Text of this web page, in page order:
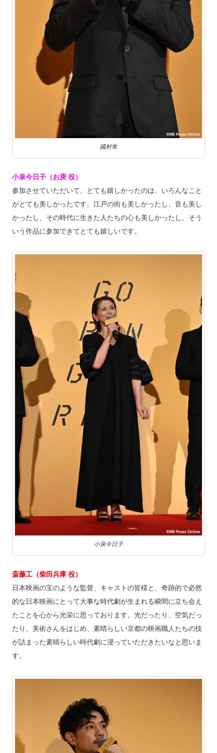
國村隼
小泉今日子（お庚 役）
参加させていただいて、とても嬉しかったのは、いろんなこと
がとても美しかったです。江戸の街も美しかったし、音も美し
かったし、その時代に生きた人たちの心も美しかったし、そう
いう作品に参加できてとても嬉しいです。
小泉今日子
斎藤工（柴田兵庫 役）
日本映画の宝のような監督、キャストの皆様と、奇跡的で必然
的な日本映画にとって大事な時代劇が生まれる瞬間に立ち会え
たことを心から光栄に思っております。光だったり、空気だっ
たり、美術さんをはじめ、素晴らしい京都の映画職人たちの技
が詰まった素晴らしい時代劇に浸っていただきたいなと思いま
す。